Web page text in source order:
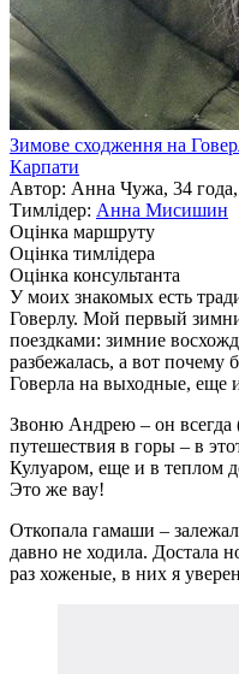
Зимове сходження на
Карпати
Автор: Анна Чужа, 34 года,
Тимлідер: Анна Мисишин
Оцінка маршруту
Оцінка тимлідера
Оцінка консультанта
У моих знакомых есть
Говерлу. Мой первый
поездками: зимние
разбежалась, а вот
Говерла на выходные, еще
Звоню Андрею – он всегда
путешествия в горы – в
Кулуаром, еще и в теплом
Это же вау!
Откопала гамаши –
давно не ходила. Достала
раз хоженые, в них я